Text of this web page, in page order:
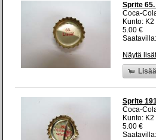
Sprite
Coca-
Kunto:
5.00 €
Näytä
Sprite
Coca-
Kunto:
5.00 €